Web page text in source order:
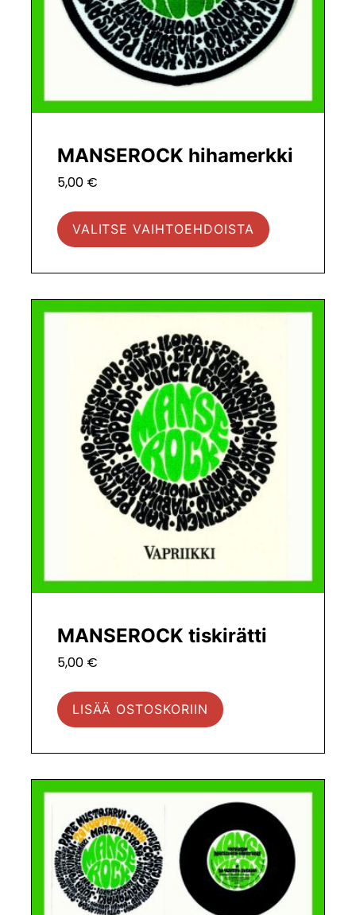
MANSEROCK hihamerkki
5,00 €
VALITSE VAIHTOEHDOISTA
sivulla.
MANSEROCK tiskirätti
5,00 €
LISÄÄ OSTOSKORIIN